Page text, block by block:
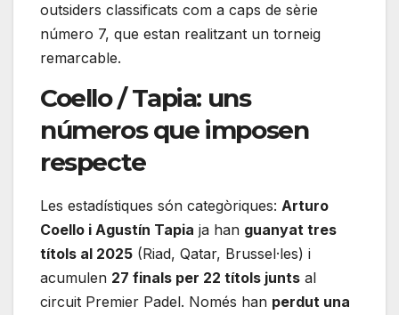
outsiders classificats com a caps de sèrie
número 7, que estan realitzant un torneig
remarcable.
Coello / Tapia: uns
números que imposen
respecte
Les estadístiques són categòriques: Arturo
Coello i Agustín Tapia ja han guanyat tres
títols al 2025 (Riad, Qatar, Brussel·les) i
acumulen 27 finals per 22 títols junts al
circuit Premier Padel. Només han perdut una